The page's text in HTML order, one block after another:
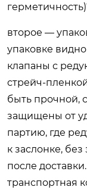
второе —
упаковке
клапаны с
стрейч-
быть прочной,
защищены от
партию, где
к заслонке,
после
транспортная